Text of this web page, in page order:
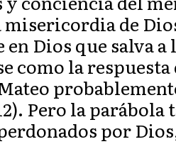
de
Dios que salva a
como la
Pero la parábola
por